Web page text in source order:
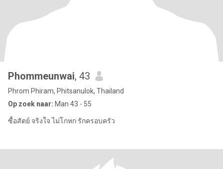
Phommeunwai, 43
Phrom Phiram, Phitsanulok, Thailand
Op zoek naar: Man 43 - 55
ซื้อสัตย์ จริงใจ ไม่โกหก รักครอบครัว